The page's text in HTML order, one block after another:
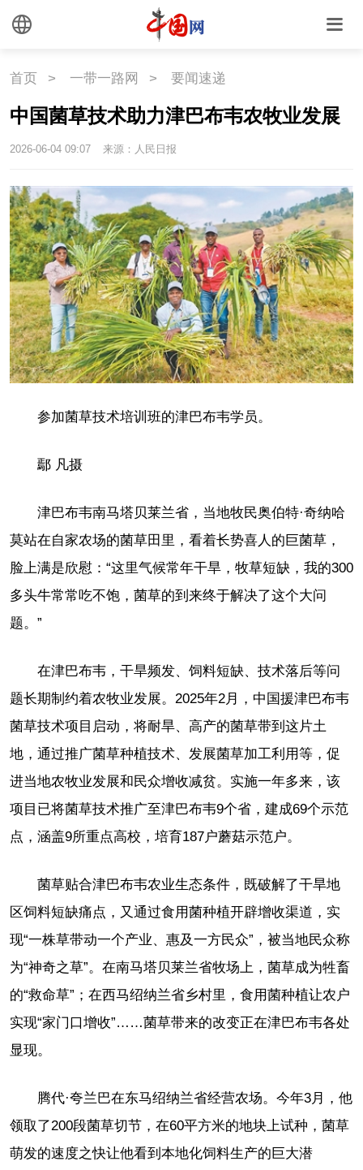
首页 > 一带一路网 > 要闻速递
中国菌草技术助力津巴布韦农牧业发展
2026-06-04 09:07 来源：人民日报
参加菌草技术培训班的津巴布韦学员。
鄢 凡摄
津巴布韦南马塔贝莱兰省，当地牧民奥伯特·奇纳哈
莫站在自家农场的菌草田里，看着长势喜人的巨菌草，
脸上满是欣慰：“这里气候常年干旱，牧草短缺，我的300
多头牛常常吃不饱，菌草的到来终于解决了这个大问
题。”
在津巴布韦，干旱频发、饲料短缺、技术落后等问
题长期制约着农牧业发展。2025年2月，中国援津巴布韦
菌草技术项目启动，将耐旱、高产的菌草带到这片土
地，通过推广菌草种植技术、发展菌草加工利用等，促
进当地农牧业发展和民众增收减贫。实施一年多来，该
项目已将菌草技术推广至津巴布韦9个省，建成69个示范
点，涵盖9所重点高校，培育187户蘑菇示范户。
菌草贴合津巴布韦农业生态条件，既破解了干旱地
区饲料短缺痛点，又通过食用菌种植开辟增收渠道，实
现“一株草带动一个产业、惠及一方民众”，被当地民众称
为“神奇之草”。在南马塔贝莱兰省牧场上，菌草成为牲畜
的“救命草”；在西马绍纳兰省乡村里，食用菌种植让农户
实现“家门口增收”……菌草带来的改变正在津巴布韦各处
显现。
腾代·夸兰巴在东马绍纳兰省经营农场。今年3月，他
领取了200段菌草切节，在60平方米的地块上试种，菌草
萌发的速度之快让他看到本地化饲料生产的巨大潜